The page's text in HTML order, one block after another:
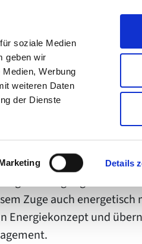
soziale Medien
geben wir
Werbung
weiteren Daten
der Dienste
Details
alles neu
Zuge auch energetisch
Energiekonzept und